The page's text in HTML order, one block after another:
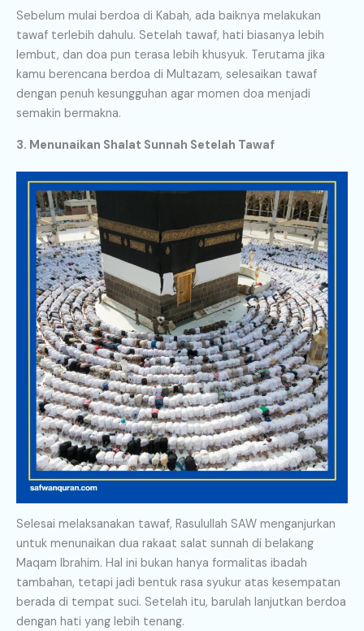
Sebelum mulai berdoa di Kabah, ada baiknya melakukan
tawaf terlebih dahulu. Setelah tawaf, hati biasanya lebih
lembut, dan doa pun terasa lebih khusyuk. Terutama jika
kamu berencana berdoa di Multazam, selesaikan tawaf
dengan penuh kesungguhan agar momen doa menjadi
semakin bermakna.
3. Menunaikan Shalat Sunnah Setelah Tawaf
Selesai melaksanakan tawaf, Rasulullah SAW menganjurkan
untuk menunaikan dua rakaat salat sunnah di belakang
Maqam Ibrahim. Hal ini bukan hanya formalitas ibadah
tambahan, tetapi jadi bentuk rasa syukur atas kesempatan
berada di tempat suci. Setelah itu, barulah lanjutkan berdoa
dengan hati yang lebih tenang.